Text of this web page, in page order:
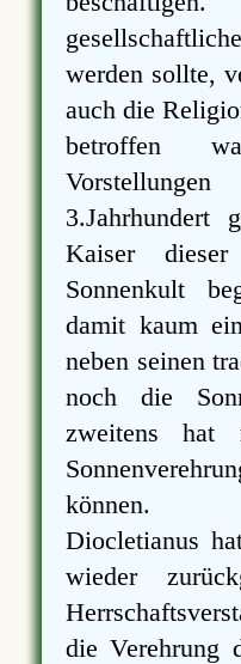
werden sollte,
auch die
betroffen
3.Jahrhundert
Kaiser
Sonnenkult
damit kaum
neben seinen
noch die
zweitens hat
können.
Diocletianus
wieder
die Verehrung